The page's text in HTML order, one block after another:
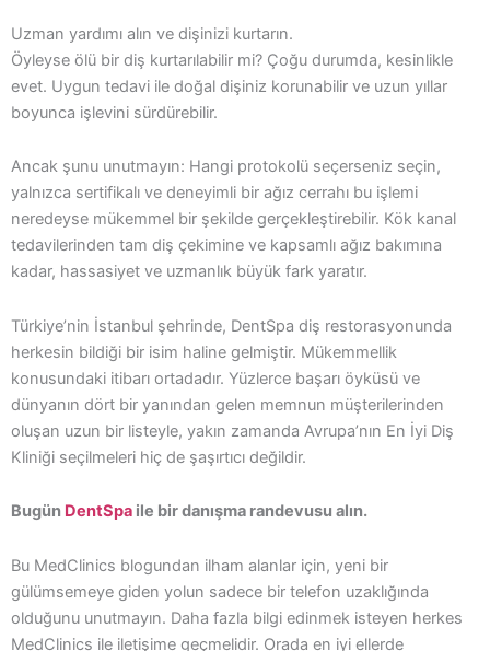
Uzman yardımı alın ve dişinizi kurtarın.
Öyleyse ölü bir diş kurtarılabilir mi? Çoğu durumda, kesinlikle
evet. Uygun tedavi ile doğal dişiniz korunabilir ve uzun yıllar
boyunca işlevini sürdürebilir.
Ancak şunu unutmayın: Hangi protokolü seçerseniz seçin,
yalnızca sertifikalı ve deneyimli bir ağız cerrahı bu işlemi
neredeyse mükemmel bir şekilde gerçekleştirebilir. Kök kanal
tedavilerinden tam diş çekimine ve kapsamlı ağız bakımına
kadar, hassasiyet ve uzmanlık büyük fark yaratır.
Türkiye’nin İstanbul şehrinde, DentSpa diş restorasyonunda
herkesin bildiği bir isim haline gelmiştir. Mükemmellik
konusundaki itibarı ortadadır. Yüzlerce başarı öyküsü ve
dünyanın dört bir yanından gelen memnun müşterilerinden
oluşan uzun bir listeyle, yakın zamanda Avrupa’nın En İyi Diş
Kliniği seçilmeleri hiç de şaşırtıcı değildir.
Bugün DentSpa ile bir danışma randevusu alın.
Bu MedClinics blogundan ilham alanlar için, yeni bir
gülümsemeye giden yolun sadece bir telefon uzaklığında
olduğunu unutmayın. Daha fazla bilgi edinmek isteyen herkes
MedClinics ile iletişime geçmelidir. Orada en iyi ellerde